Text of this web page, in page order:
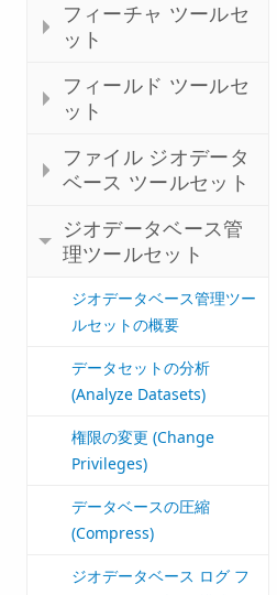
フィーチャ ツールセ
ット
フィールド ツールセ
ット
ファイル ジオデータ
ベース ツールセット
ジオデータベース管
理ツールセット
ジオデータベース管理ツー
ルセットの概要
データセットの分析
(Analyze Datasets)
権限の変更 (Change
Privileges)
データベースの圧縮
(Compress)
ジオデータベース ログ フ